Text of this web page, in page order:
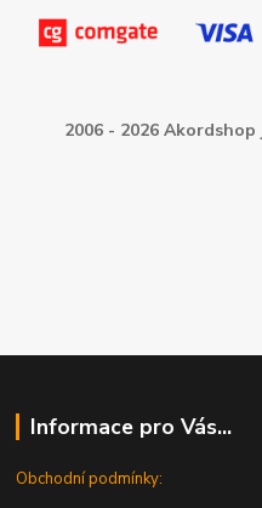
2006 - 2026
Informace pro Vás...
Obchodní podmínky: